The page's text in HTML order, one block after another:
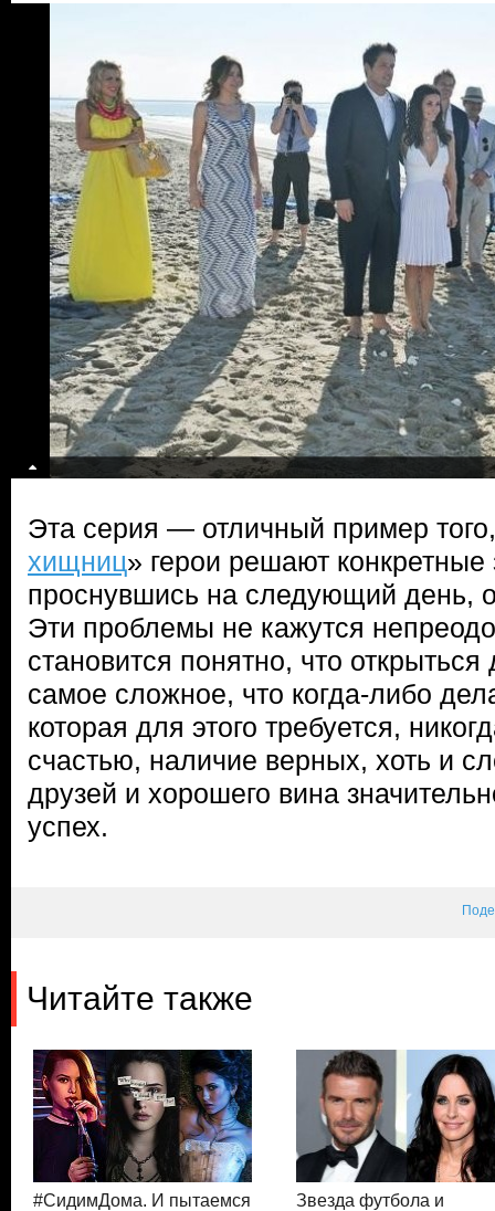
Эта серия — отличный пример
хищниц» герои решают конкретные
проснувшись на следующий день,
Эти проблемы не кажутся
становится понятно, что
самое сложное, что когда-либо
которая для этого требуется,
счастью, наличие верных, хоть и
друзей и хорошего вина
успех.
Читайте также
#СидимДома. И пытаемся
Звезда футбола и